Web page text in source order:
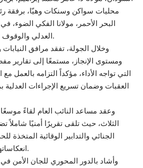
محليات سواكن وسنكات وهيّا، برفقة
البحر الأحمر، مولانا الفكي الضوء،
العدلي والوقوف على التحديات الميدانية.
وخلال الجولة، تفقد مرافق
ومستوى الإنجاز، مستمعًا إلى تقارير
التي تواجه الأداء، مؤكداً التزامه بالعمل
العقبات وضمان تسريع الإجراءات العدلية
وعقد مساعد النائب العام لقاءً
الثلاث، حيث تلقى تقريرًا أمنيًا شاملاً
الجنائي والتدابير الوقائية المتخذة
انعكاساتها السلبية على المجتمع.
وأشاد بالدور المحوري للجان الأمن في